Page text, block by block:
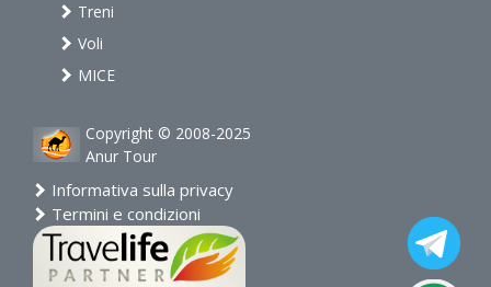
Treni
Voli
MICE
Copyright © 2008-2025
Anur Tour
Informativa sulla privacy
Termini e condizioni